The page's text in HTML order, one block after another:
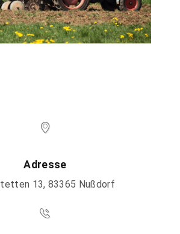
Adresse
13, 83365 Nußdorf